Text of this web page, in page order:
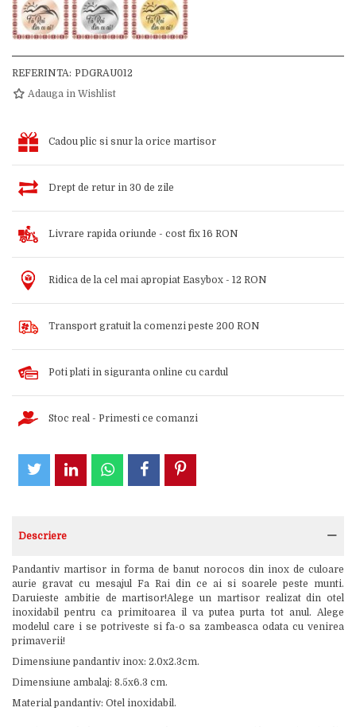
REFERINTA: PDGRAU012
Adauga in Wishlist
Cadou plic si snur la orice martisor
Drept de retur in 30 de zile
Livrare rapida oriunde - cost fix 16 RON
Ridica de la cel mai apropiat Easybox - 12 RON
Transport gratuit la comenzi peste 200 RON
Poti plati in siguranta online cu cardul
Stoc real - Primesti ce comanzi
Descriere
Pandantiv martisor in forma de banut norocos din inox de culoare
aurie gravat cu mesajul Fa Rai din ce ai si soarele peste munti.
Daruieste ambitie de martisor!Alege un martisor realizat din otel
inoxidabil pentru ca primitoarea il va putea purta tot anul. Alege
modelul care i se potriveste si fa-o sa zambeasca odata cu venirea
primaverii!
Dimensiune pandantiv inox: 2.0x2.3cm.
Dimensiune ambalaj: 8.5x6.3 cm.
Material pandantiv: Otel inoxidabil.